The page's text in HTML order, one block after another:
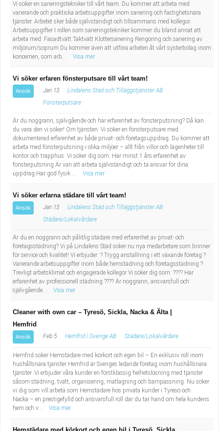
Vi söker en saneringstekniker till vårt team. Du kommer att arbeta med
varierande och praktiska arbetsuppgifter inom sanering och fastighetsnära
tjänster. Arbetet sker både självständigt och tillsammans med kollegor.
Arbetsuppgifter I rollen som saneringstekniker kommer du bland annat att
arbeta med: Fasadtvätt Taktvätt Klottersanering Rengöring och sanering av
miljörum/soprum Du kommer även att utföra arbeten åt vårt systerbolag inom
koncernen, som arb...
Visa mer
Vi söker erfaren fönsterputsare till vårt team!
Ansök Jan 13
Lindalens Städ och Tilläggstjänster AB
Fönsterputsare
Är du noggrann, självgående och har erfarenhet av fönsterputsning? Då kan
du vara den vi söker! Om tjänsten: Vi söker en fönsterputsare med
dokumenterad erfarenhet av både privat- och företagsuppdrag. Du kommer att
arbeta med fönsterputsning i olika miljöer – allt från villor och lägenheter till
kontor och trapphus. Vi söker dig som: Har minst 1 års erfarenhet av
fönsterputsning Är van att arbeta självständigt och ta ansvar för dina
uppdrag Har god fysik ...
Visa mer
Vi söker erfarna städare till vårt team!
Ansök Jan 13
Lindalens Städ och Tilläggstjänster AB
Städare/Lokalvårdare
Är du en noggrann och pålitlig städare med erfarenhet av privat- och
företagsstädning? Vi på Lindalens Städ söker nu nya medarbetare som brinner
för service och kvalitet! Vi erbjuder: ? Trygg anställning i ett växande företag ?
Varierande arbetsuppgifter inom både hemstädning och företagsstädning ?
Trevligt arbetsklimat och engagerade kollegor Vi söker dig som: ???? Har
erfarenhet av professionell städning ???? Är noggrann, ansvarsfull och
självgående...
Visa mer
Cleaner with own car – Tyresö, Sickla, Nacka & Älta |
Hemfrid
Ansök Feb 5 Hemfrid i Sverige AB Städare/Lokalvårdare
Hemfrid söker Hemstädare med körkort och egen bil – En exklusiv roll inom
hushållsnära tjänster Hemfrid är Sveriges ledande företag inom hushållsnära
tjänster. Vi erbjuder våra kunder en förstklassig helhetslösning med tjänster
såsom städning, tvätt, organisering, matlagning och barnpassning. Nu söker
vi dig som vill arbeta som Hemstädare hos privata kunder i Tyresö och
Nacka – en prestigefylld och ansvarsfull roll där du tar hand om hela kundens
hem och v...
Visa mer